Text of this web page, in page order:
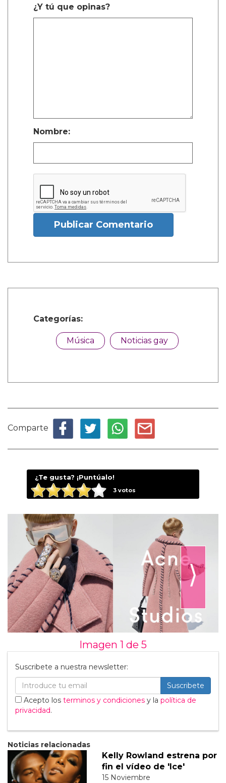
¿Y tú que opinas?
Nombre:
Publicar Comentario
Categorías:
Música Noticias gay
Comparte
¿Te gusta? ¡Puntúalo!
3votos
⟩
Imagen 1 de 5
Suscribete a nuestra newsletter:
Suscribete
Acepto los terminos y condiciones y la política de
privacidad.
Noticias relacionadas
Kelly Rowland estrena por
fin el vídeo de 'Ice'
15 Noviembre